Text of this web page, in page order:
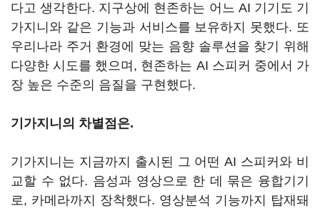
다고 생각한다. 지구상에 현존하는 어느 AI 기기도 기
가지니와 같은 기능과 서비스를 보유하지 못했다. 또
우리나라 주거 환경에 맞는 음향 솔루션을 찾기 위해
다양한 시도를 했으며, 현존하는 AI 스피커 중에서 가
장 높은 수준의 음질을 구현했다.
기가지니의 차별점은.
기가지니는 지금까지 출시된 그 어떤 AI 스피커와 비
교할 수 없다. 음성과 영상으로 한 데 묶은 융합기기
로, 카메라까지 장착했다. 영상분석 기능까지 탑재돼